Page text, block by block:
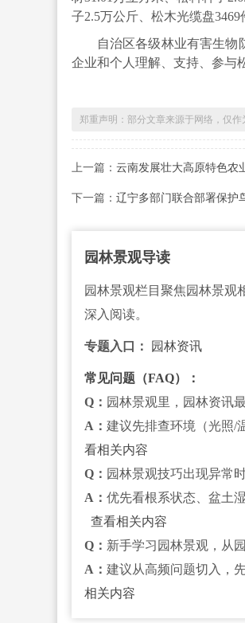
子2.5万公斤、松木光缆盘
自治区各级林业有害生物
企业和个人理解、支持、参与
郑重声明：部分文章来源于网络，仅作
上一篇： 云南发展壮大高原特色农
下一篇： 辽宁多部门联合部署保护
园林景观导读
园林景观栏目聚焦园林景观
深入阅读。
专题入口： 园林资讯
常见问题（FAQ）：
Q： 园林景观里，园林资讯
A： 建议先排查环境（光照/
看相关内容
Q： 园林景观技巧出现异常
A： 优先看根系状态、盆土
查看相关内容
Q： 新手学习园林景观，从
A： 建议从高频问题切入，
相关内容